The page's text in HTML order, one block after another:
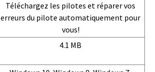
Téléchargez les pilotes et réparer vos
erreurs du pilote automatiquement pour
vous!
4.1 MB